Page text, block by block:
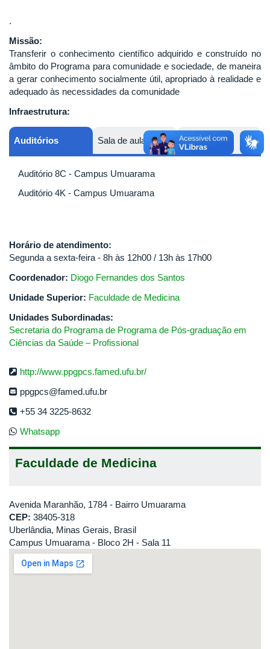
.
Missão:
Transferir o conhecimento científico adquirido e construído no
âmbito do Programa para comunidade e sociedade, de maneira
a gerar conhecimento socialmente útil, apropriado à realidade e
adequado às necessidades da comunidade
Infraestrutura:
Auditórios
Auditório 8C - Campus Umuarama
Auditório 4K - Campus Umuarama
Sala de aula Laboratórios
Horário de atendimento:
Segunda a sexta-feira - 8h às 12h00 / 13h às 17h00
Coordenador: Diogo Fernandes dos Santos
Unidade Superior: Faculdade de Medicina
Unidades Subordinadas:
Secretaria do Programa de Programa de Pós-graduação em
Ciências da Saúde – Profissional
http://www.ppgpcs.famed.ufu.br/
ppgpcs@famed.ufu.br
+55 34 3225-8632
Whatsapp
Faculdade de Medicina
Avenida Maranhão, 1784 - Bairro Umuarama
CEP: 38405-318
Uberlândia, Minas Gerais, Brasil
Campus Umuarama - Bloco 2H - Sala 11